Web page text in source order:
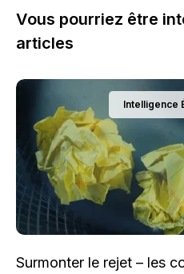
Vous pourriez être
articles
Intelligence
Surmonter le rejet – les